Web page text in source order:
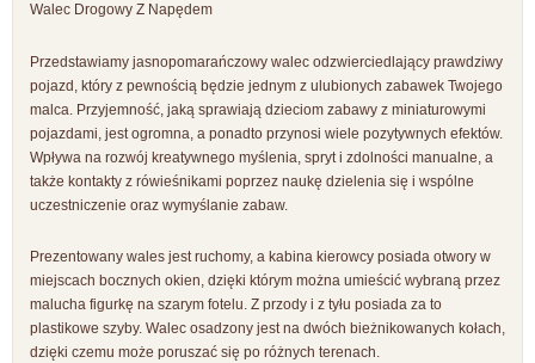
Walec Drogowy Z Napędem
Przedstawiamy jasnopomarańczowy walec odzwierciedlający prawdziwy
pojazd, który z pewnością będzie jednym z ulubionych zabawek Twojego
malca. Przyjemność, jaką sprawiają dzieciom zabawy z miniaturowymi
pojazdami, jest ogromna, a ponadto przynosi wiele pozytywnych efektów.
Wpływa na rozwój kreatywnego myślenia, spryt i zdolności manualne, a
także kontakty z rówieśnikami poprzez naukę dzielenia się i wspólne
uczestniczenie oraz wymyślanie zabaw.
Prezentowany wales jest ruchomy, a kabina kierowcy posiada otwory w
miejscach bocznych okien, dzięki którym można umieścić wybraną przez
malucha figurkę na szarym fotelu. Z przody i z tyłu posiada za to
plastikowe szyby. Walec osadzony jest na dwóch bieżnikowanych kołach,
dzięki czemu może poruszać się po różnych terenach.